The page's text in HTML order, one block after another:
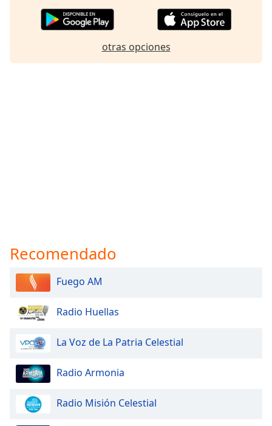
otras opciones
Recomendado
Fuego AM
Radio Huellas
La Voz de La Patria Celestial
Radio Armonia
Radio Misión Celestial